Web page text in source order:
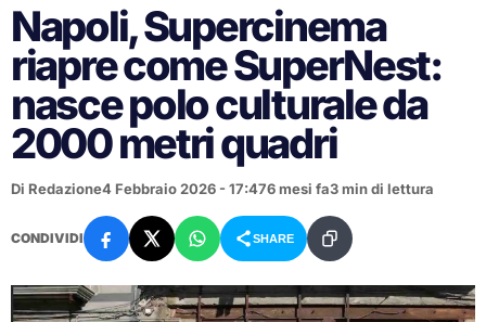
Napoli, Supercinema
riapre come SuperNest:
nasce polo culturale da
2000 metri quadri
Di Redazione4 Febbraio 2026 - 17:476 mesi fa3 min di lettura
CONDIVIDI SHARE